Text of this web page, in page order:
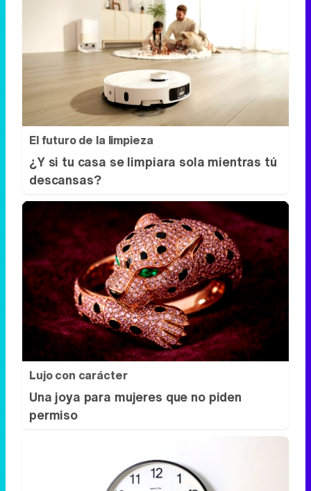
El futuro de la limpieza
¿Y si tu casa se limpiara sola mientras tú
descansas?
Lujo con carácter
Una joya para mujeres que no piden
permiso